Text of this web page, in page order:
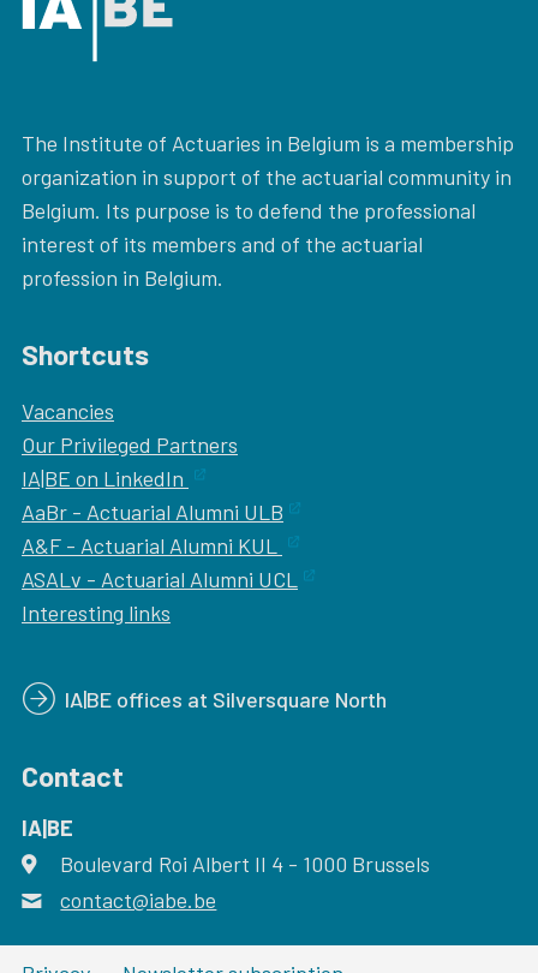
The Institute of Actuaries in Belgium is a membership
organization in support of the actuarial community in
Belgium. Its purpose is to defend the professional
interest of its members and of the actuarial
profession in Belgium.
Shortcuts
Vacancies
Our Privileged Partners
IA|BE on LinkedIn
AaBr - Actuarial Alumni ULB
A&F - Actuarial Alumni KUL
ASALv - Actuarial Alumni UCL
Interesting links
IA|BE offices at Silversquare North
Contact
IA|BE
address
Boulevard Roi Albert II 4 - 1000 Brussels
email
contact@iabe.be